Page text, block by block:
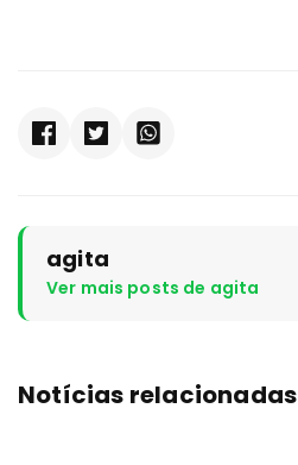
agita
Ver mais posts de agita
Notícias relacionadas